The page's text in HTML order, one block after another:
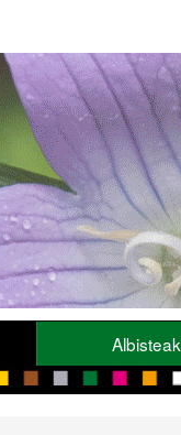
Albisteak